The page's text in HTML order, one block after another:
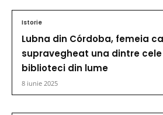
Istorie
Lubna din Córdoba, femeia
supravegheat una dintre
biblioteci din lume
8 iunie 2025